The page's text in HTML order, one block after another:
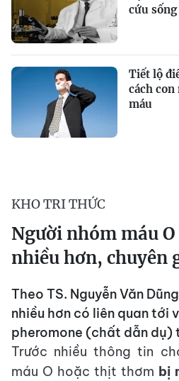
cứu
Tiết lộ
cách con
máu
KHO TRI THỨC
Người nhóm máu
nhiều hơn, chuyên
Theo TS. Nguyễn Văn
nhiều hơn có liên quan tới
pheromone (chất dẫn dụ)
Trước nhiều thông tin
máu O hoặc thịt thơm bị